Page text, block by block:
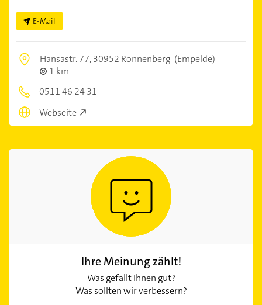
E-Mail
Hansastr. 77,30952 Ronnenberg (Empelde)
1 km
0511 46 24 31
Webseite
Ihre Meinung zählt!
Was gefällt Ihnen gut?
Was sollten wir verbessern?